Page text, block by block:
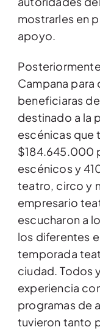
mostrarles en
apoyo.
Campana
beneficiaras
destinado a la
escénicas que
$184.645.000
escénicos y
teatro, circo y
empresario
escucharon a
los diferentes
temporada
ciudad. Todos
experiencia
programas de
tuvieron tanto